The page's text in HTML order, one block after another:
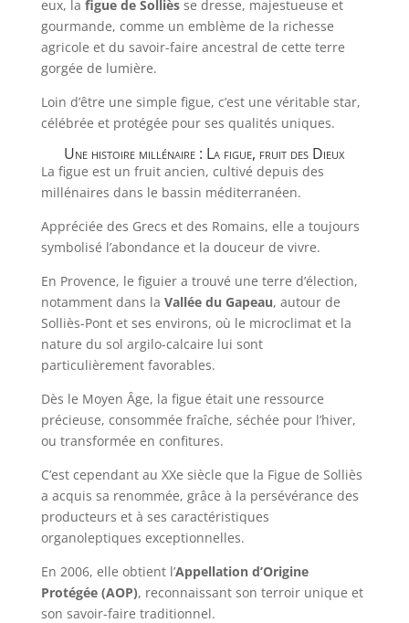
eux, la figue de Sollièsse dresse, majestueuse et
gourmande, comme un emblème de la richesse
agricole et du savoir-faire ancestral de cette terre
gorgée de lumière.
Loin d’être une simple figue, c’est une véritable star,
célébrée et protégée pour ses qualités uniques.
Une histoire millénaire : La figue, fruit des Dieux
La figue est un fruit ancien, cultivé depuis des
millénaires dans le bassin méditerranéen.
Appréciée des Grecs et des Romains, elle a toujours
symbolisé l’abondance et la douceur de vivre.
En Provence, le figuier a trouvé une terre d’élection,
notamment dans la Vallée du Gapeau, autour de
Solliès-Pont et ses environs, où le microclimat et la
nature du sol argilo-calcaire lui sont
particulièrement favorables.
Dès le Moyen Âge, la figue était une ressource
précieuse, consommée fraîche, séchée pour l’hiver,
ou transformée en confitures.
C’est cependant au XXe siècle que la Figue de Solliès
a acquis sa renommée, grâce à la persévérance des
producteurs et à ses caractéristiques
organoleptiques exceptionnelles.
En 2006, elle obtient l’Appellation d’Origine
Protégée (AOP), reconnaissant son terroir unique et
son savoir-faire traditionnel.